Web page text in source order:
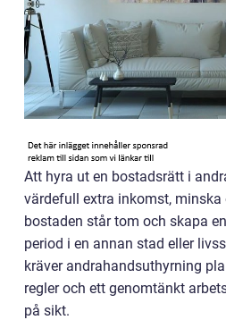
Att hyra ut en bostadsrätt i
värdefull extra inkomst,
bostaden står tom och skapa
period i en annan stad eller
kräver andrahandsuthyrning
regler och ett genomtänkt
på sikt.